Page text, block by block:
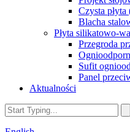
Czysta
Blacha
Płyta silikatowo-
Przegroda
Sufit
Panel
Aktualności